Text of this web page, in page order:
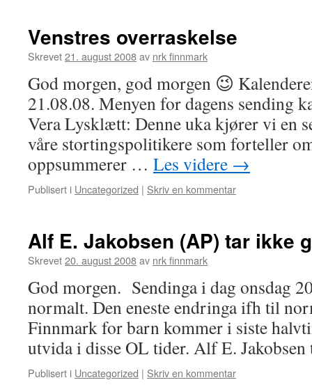
Venstres overraskelse
Skrevet21. august 2008av nrk finnmark
God morgen, god morgen 😉
21.08.08. Menyen for dagens sending
Vera Lysklætt: Denne uka kjører vi en
våre stortingspolitikere som forteller
oppsummerer … Les videre →
Publisert i Uncategorized | Skriv en kommentar
Alf E. Jakobsen (AP) tar ikke
Skrevet20. august 2008av nrk finnmark
God morgen. Sendinga i dag onsdag
normalt. Den eneste endringa ifh til
Finnmark for barn kommer i siste
utvida i disse OL tider. Alf E.
Publisert i Uncategorized | Skriv en kommentar